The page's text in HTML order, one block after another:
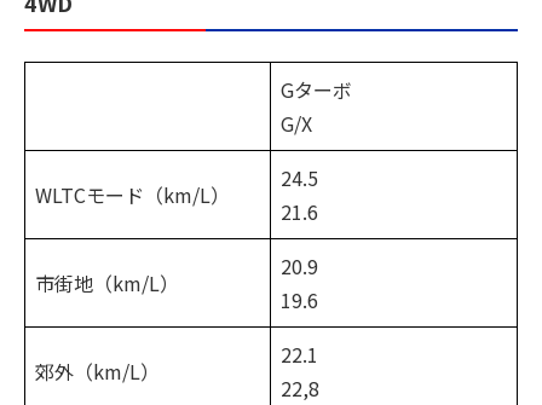
Gターボ
G/X
WLTCモード（km/L）
24.5
21.6
市街地（km/L）
20.9
19.6
郊外（km/L）
22.1
22,8